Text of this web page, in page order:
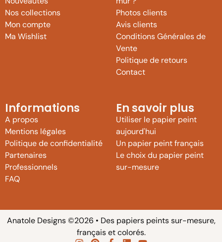
Nos collections
Mon compte
Ma Wishlist
Photos clients
Avis clients
Conditions Générales de
Vente
Politique de retours
Contact
Informations
A propos
Mentions légales
Politique de confidentialité
Partenaires
Professionnels
FAQ
En savoir plus
Utiliser le papier peint
aujourd'hui
Un papier peint français
Le choix du papier peint
sur-mesure
Anatole Designs ©2026 • Des papiers peints sur-mesure,
français et colorés.